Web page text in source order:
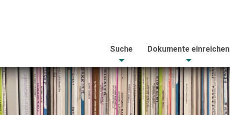
Suche Dokumente einreichen